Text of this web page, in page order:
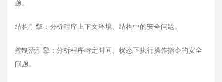
题。
结构引擎：分析程序上下文环境、结构中的安全问题。
控制流引擎：分析程序特定时间、状态下执行操作指令的安全
问题。